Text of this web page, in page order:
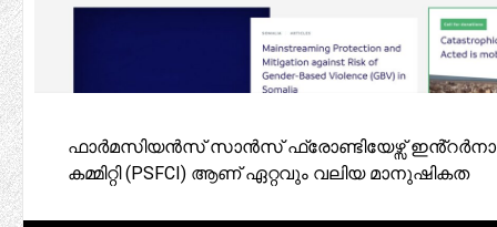
ഫാർമസിയൻസ് സാൻസ് ഫ്രോണ്ടിയേഴ്സ്
കമ്മിറ്റി (PSFCI) ആണ് ഏറ്റവും വലിയ മാനുഷികത